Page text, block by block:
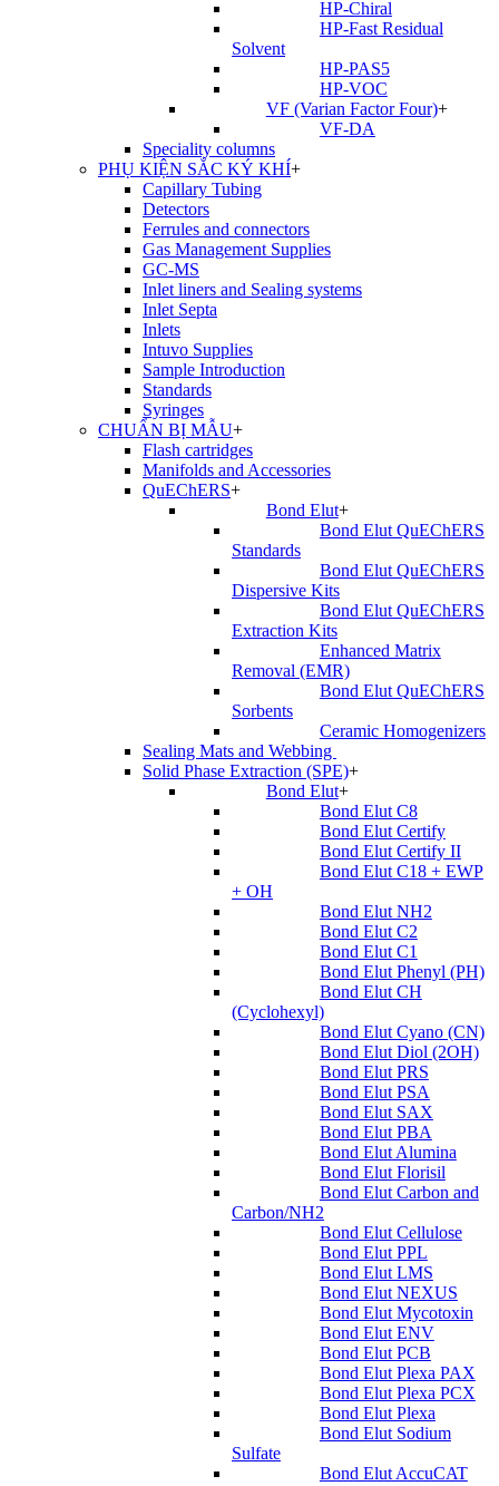
HP-Chiral
HP-Fast Residual
Solvent
HP-PAS5
HP-VOC
VF (Varian Factor Four)+
VF-DA
Speciality columns
PHỤ KIỆN SẮC KÝ KHÍ+
Capillary Tubing
Detectors
Ferrules and connectors
Gas Management Supplies
GC-MS
Inlet liners and Sealing systems
Inlet Septa
Inlets
Intuvo Supplies
Sample Introduction
Standards
Syringes
CHUẨN BỊ MẪU+
Flash cartridges
Manifolds and Accessories
QuEChERS+
Bond Elut+
Bond Elut QuEChERS
Standards
Bond Elut QuEChERS
Dispersive Kits
Bond Elut QuEChERS
Extraction Kits
Enhanced Matrix
Removal (EMR)
Bond Elut QuEChERS
Sorbents
Ceramic Homogenizers
Sealing Mats and Webbing
Solid Phase Extraction (SPE)+
Bond Elut+
Bond Elut C8
Bond Elut Certify
Bond Elut Certify II
Bond Elut C18 + EWP
+ OH
Bond Elut NH2
Bond Elut C2
Bond Elut C1
Bond Elut Phenyl (PH)
Bond Elut CH
(Cyclohexyl)
Bond Elut Cyano (CN)
Bond Elut Diol (2OH)
Bond Elut PRS
Bond Elut PSA
Bond Elut SAX
Bond Elut PBA
Bond Elut Alumina
Bond Elut Florisil
Bond Elut Carbon and
Carbon/NH2
Bond Elut Cellulose
Bond Elut PPL
Bond Elut LMS
Bond Elut NEXUS
Bond Elut Mycotoxin
Bond Elut ENV
Bond Elut PCB
Bond Elut Plexa PAX
Bond Elut Plexa PCX
Bond Elut Plexa
Bond Elut Sodium
Sulfate
Bond Elut AccuCAT